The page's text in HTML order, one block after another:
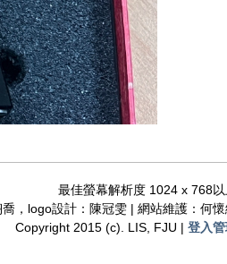
最佳螢幕解析度 1024 x 768
，logo設計：陳冠雯 | 網站維護：何
Copyright 2015 (c). LIS, FJU | 登入